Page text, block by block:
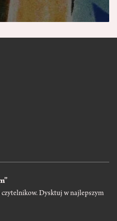
czytelnikow. Dysktuj w najlepszym